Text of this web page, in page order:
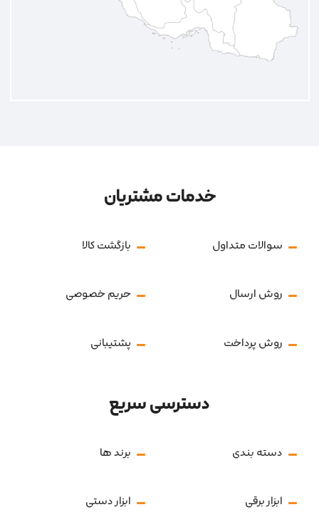
خدمات مشتریان
سوالات متداول بازگشت کالا
روش ارسال حریم خصوصی
روش پرداخت پشتیبانی
دسترسی سریع
دسته بندی برند ها
ابزار برقی ابزار دستی